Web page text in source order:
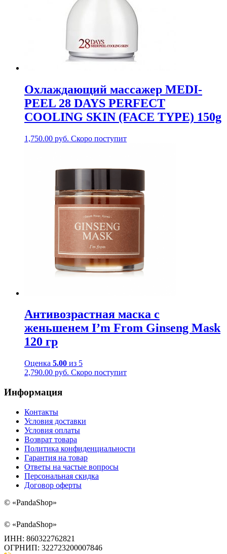
Охлаждающий массажер MEDI-
PEEL 28 DAYS PERFECT
COOLING SKIN (FACE TYPE) 150g
1,750.00 руб. Скоро поступит
Антивозрастная маска с
женьшенем I’m From Ginseng Mask
120 гр
Оценка 5.00 из 5
2,790.00 руб. Скоро поступит
Информация
Контакты
Условия доставки
Условия оплаты
Возврат товара
Политика конфиденциальности
Гарантия на товар
Ответы на частые вопросы
Персональная скидка
Договор оферты
© «PandaShop»
© «PandaShop»
ИНН: 860322762821
ОГРНИП: 322723200007846